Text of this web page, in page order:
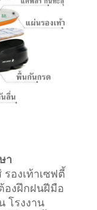
า
รองเท้าเซฟตี้
องฝึกฝนฝีมือ
โรงงาน